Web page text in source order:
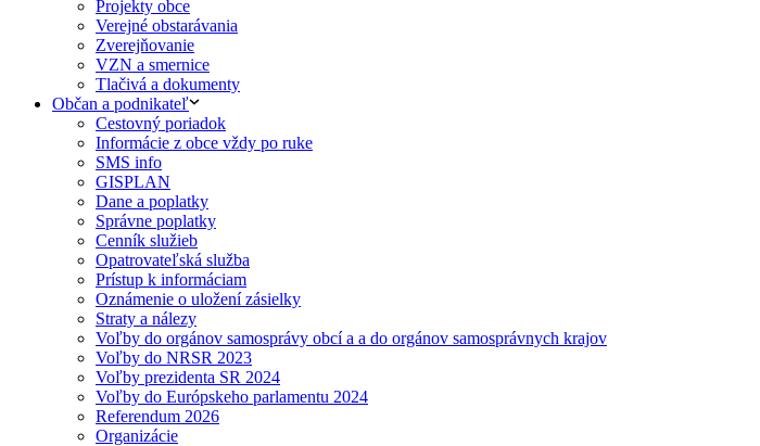
Projekty obce
Verejné obstarávania
Zverejňovanie
VZN a smernice
Tlačivá a dokumenty
Občan a podnikateľ
Cestovný poriadok
Informácie z obce vždy po ruke
SMS info
GISPLAN
Dane a poplatky
Správne poplatky
Cenník služieb
Opatrovateľská služba
Prístup k informáciam
Oznámenie o uložení zásielky
Straty a nálezy
Voľby do orgánov samosprávy obcí a a do orgánov samosprávnych krajov
Voľby do NRSR 2023
Voľby prezidenta SR 2024
Voľby do Európskeho parlamentu 2024
Referendum 2026
Organizácie